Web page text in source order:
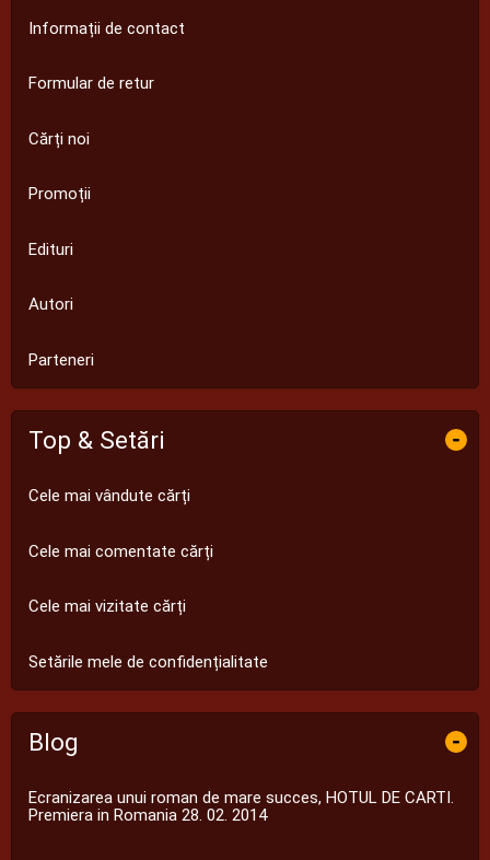
Informații de contact
Formular de retur
Cărți noi
Promoții
Edituri
Autori
Parteneri
Top & Setări -
Cele mai vândute cărți
Cele mai comentate cărți
Cele mai vizitate cărți
Setările mele de confidențialitate
Blog -
Ecranizarea unui roman de mare succes, HOTUL DE CARTI.
Premiera in Romania 28. 02. 2014